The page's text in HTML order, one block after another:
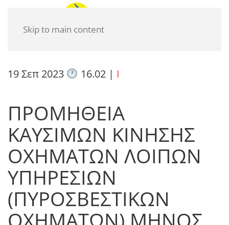
Skip to main content
19 Σεπ 2023 16.02| I
ΠΡΟΜΗΘΕΙΑ
ΚΑΥΣΙΜΩΝ ΚΙΝΗΣΗΣ
ΟΧΗΜΑΤΩΝ ΛΟΙΠΩΝ
ΥΠΗΡΕΣΙΩΝ
(ΠΥΡΟΣΒΕΣΤΙΚΩΝ